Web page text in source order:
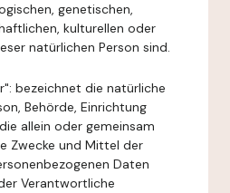
genetischen,
kulturellen oder
natürlichen Person sind.
bezeichnet die natürliche
Behörde, Einrichtung
allein oder gemeinsam
Zwecke und Mittel der
Daten
Verantwortliche